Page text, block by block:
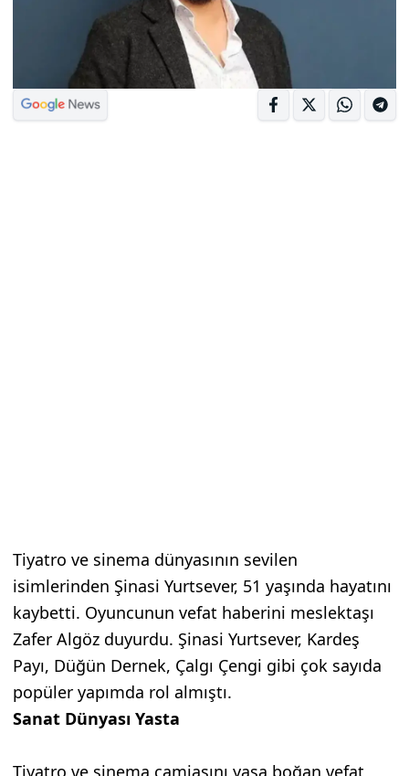
Tiyatro ve sinema dünyasının sevilen
isimlerinden Şinasi Yurtsever, 51 yaşında hayatını
kaybetti. Oyuncunun vefat haberini meslektaşı
Zafer Algöz duyurdu. Şinasi Yurtsever, Kardeş
Payı, Düğün Dernek, Çalgı Çengi gibi çok sayıda
popüler yapımda rol almıştı.
Sanat Dünyası Yasta
Tiyatro ve sinema camiasını yasa boğan vefat